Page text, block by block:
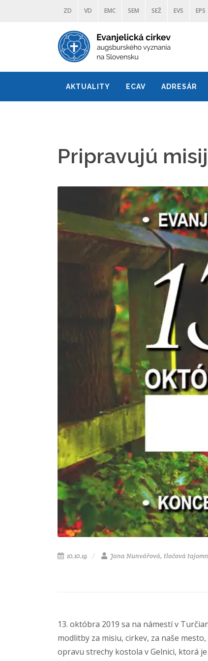
ZD VD EMC SEM SEŽ EVS EPS
AKTUALITY ECAV ADRESÁR
Pripravujú
10.10.19 Jana Nunvářová, tlačová
13. októbra 2019 sa na námestí v
modlitby za misiu, cirkev, za naše
opravu strechy kostola v Gelnici, ktorá